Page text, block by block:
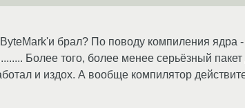
брал? По поводу компиления ядра -
Более того, более менее серьёзный
и издох. А вообще компилятор